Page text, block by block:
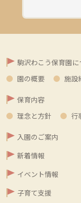
駒沢わこう保育園に
園の概要
施設
保育内容
理念と方針
行
入園のご案内
新着情報
イベント情報
子育て支援